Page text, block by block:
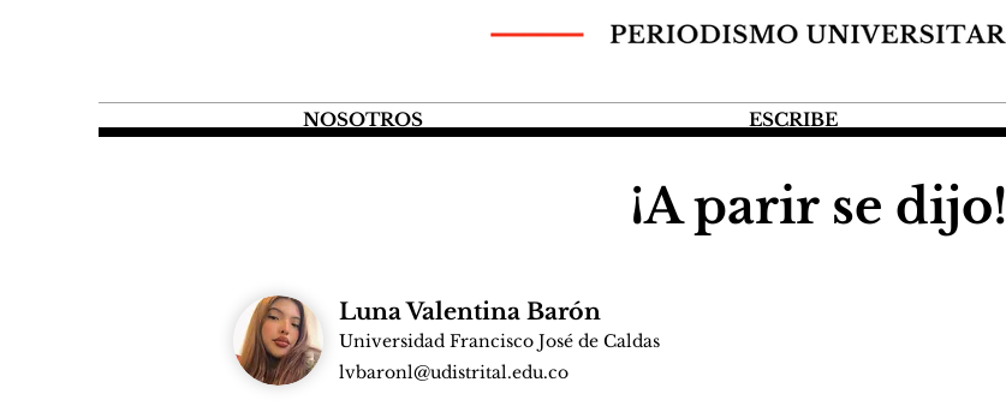
NOSOTROS ESCRIBE
¡A parir se dijo!
Luna Valentina Barón
Universidad Francisco José de Caldas
lvbaronl@udistrital.edu.co